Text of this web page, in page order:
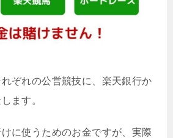
ぞれの公営競技に、楽天銀行か
ます。
に使うためのお金ですが、実際